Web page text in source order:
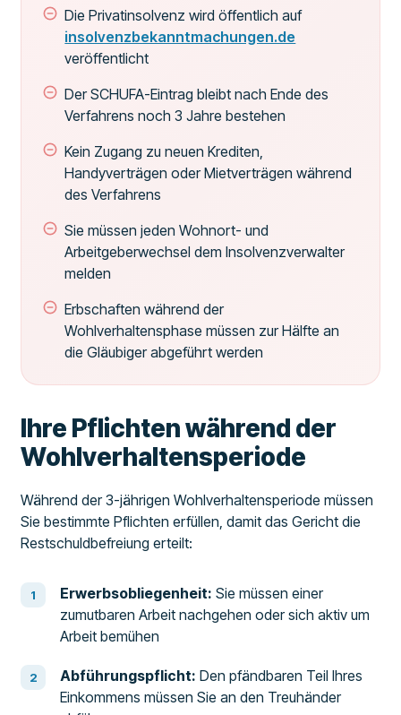
Die Privatinsolvenz wird öffentlich auf
insolvenzbekanntmachungen.de
veröffentlicht
Der SCHUFA-Eintrag bleibt nach Ende des
Verfahrens noch 3 Jahre bestehen
Kein Zugang zu neuen Krediten,
Handyverträgen oder Mietverträgen während
des Verfahrens
Sie müssen jeden Wohnort- und
Arbeitgeberwechsel dem Insolvenzverwalter
melden
Erbschaften während der
Wohlverhaltensphase müssen zur Hälfte an
die Gläubiger abgeführt werden
Ihre Pflichten während der
Wohlverhaltensperiode
Während der 3-jährigen Wohlverhaltensperiode müssen
Sie bestimmte Pflichten erfüllen, damit das Gericht die
Restschuldbefreiung erteilt:
Erwerbsobliegenheit: Sie müssen einer
zumutbaren Arbeit nachgehen oder sich aktiv um
Arbeit bemühen
Abführungspflicht: Den pfändbaren Teil Ihres
Einkommens müssen Sie an den Treuhänder